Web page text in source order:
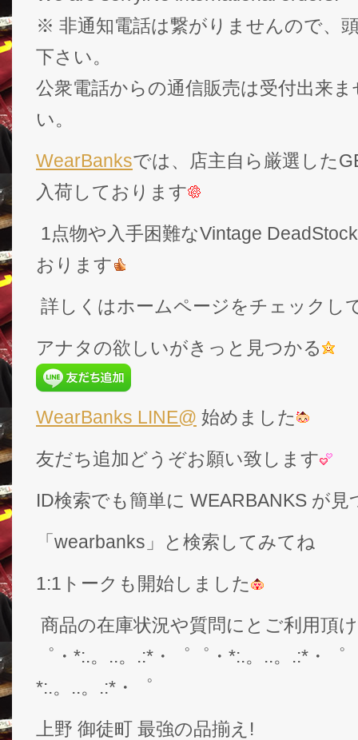
※ 非通知電話は繋がりませんので、
下さい。
公衆電話からの通信販売は受付出来
い。
WearBanksでは、店主自ら厳選した
入荷しております
1点物や入手困難なVintage
おります
詳しくはホームページをチェックし
アナタの欲しいがきっと見つかる
WearBanks LINE@ 始めました
友だち追加どうぞお願い致します
ID検索でも簡単に WEARBANKS が
「wearbanks」と検索してみてね
1:1トークも開始しました
商品の在庫状況や質問にとご利用頂
゜・*:.。..。.:*・゜゜・*:.。..。.:*・
*:.。..。.:*・゜
上野 御徒町 最強の品揃え!